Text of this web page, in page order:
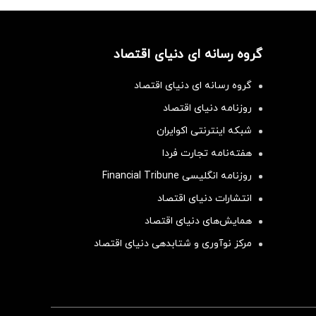
گروه رسانه ای دنیای اقتصاد
گروه رسانه ای دنیای اقتصاد
روزنامه دنیای اقتصاد
شبکه اینترنتی اکوایران
هفته‌نامه تجارت فردا
روزنامه انگلیسی Financial Tribune
انتشارات دنیای اقتصاد
همایش‌های دنیای اقتصاد
مرکز نوآوری و شتابدهی دنیای اقتصاد